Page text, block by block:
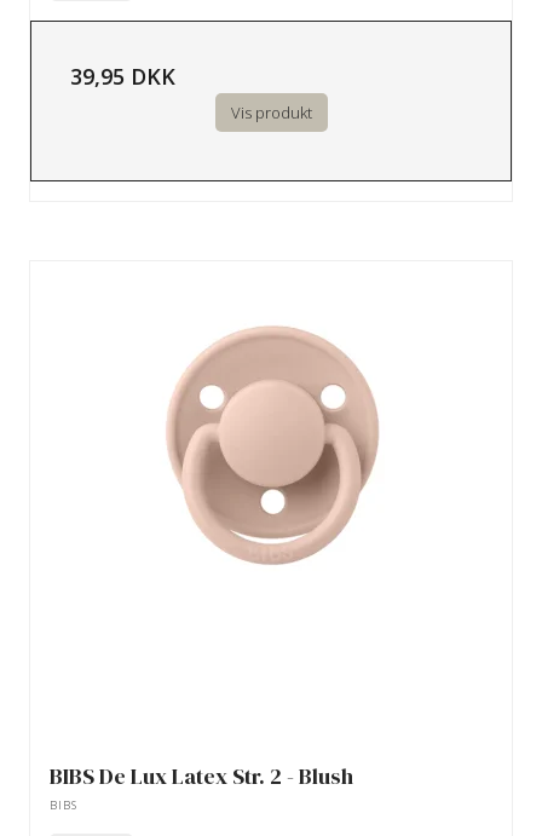
39,95 DKK
Vis produkt
BIBS De Lux Latex Str. 2 - Blush
BIBS